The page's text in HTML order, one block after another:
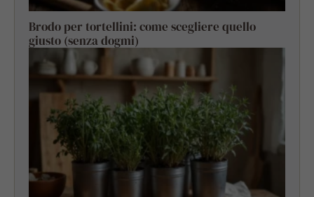
Brodo per tortellini: come scegliere quello
giusto (senza dogmi)